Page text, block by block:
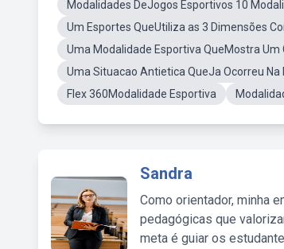
Modalidades DeJogos Esportivos 10
Um Esportes QueUtiliza as 3 Dimensões
Uma Modalidade Esportiva QueMostra Um
Uma Situacao Antietica QueJa Ocorreu Na
Flex 360Modalidade Esportiva
Sandra
Como orientador, minha
pedagógicas que
meta é guiar os